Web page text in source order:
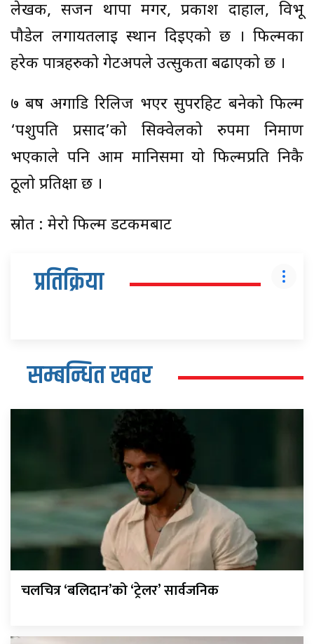
लेखक, सजन थापा मगर, प्रकाश दाहाल, विभू
पौडेल लगायतलाई स्थान दिइएको छ । फिल्मका
हरेक पात्रहरुको गेटअपले उत्सुकता बढाएको छ ।
७ बर्ष अगाडि रिलिज भएर सुपरहिट बनेको फिल्म
‘पशुपति प्रसाद’को सिक्वेलको रुपमा निर्माण
भएकाले पनि आम मानिसमा यो फिल्मप्रति निकै
ठूलो प्रतिक्षा छ ।
स्रोत : मेरो फिल्म डटकमबाट
प्रतिक्रिया
सम्बन्धित खवर
चलचित्र ‘बलिदान’को ‘ट्रेलर’ सार्वजनिक